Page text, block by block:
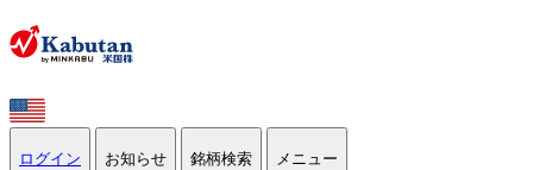
ログイン お知らせ 銘柄検索 メニュー